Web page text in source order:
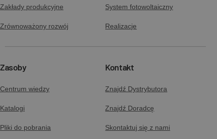
Zakłady produkcyjne
Zrównoważony rozwój
System fotowoltaiczny
Realizacje
Zasoby
Centrum wiedzy
Katalogi
Pliki do pobrania
Kontakt
Znajdź Dystrybutora
Znajdź Doradcę
Skontaktuj się z nami